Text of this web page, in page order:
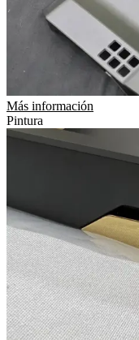
Más información
Pintura